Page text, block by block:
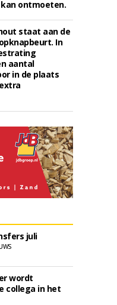
ontmoeten.
staat aan de
In
aantal
in de plaats
juli
wordt
collega in het